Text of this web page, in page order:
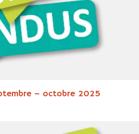
– octobre 2025